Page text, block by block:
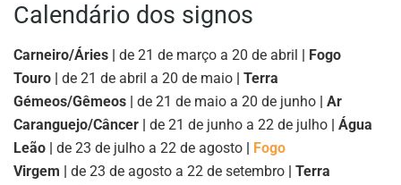
Calendário dos signos
Carneiro/Áries | de 21 de março a 20 de abril | Fogo
Touro | de 21 de abril a 20 de maio | Terra
Gémeos/Gêmeos | de 21 de maio a 20 de junho | Ar
Caranguejo/Câncer | de 21 de junho a 22 de julho | Água
Leão | de 23 de julho a 22 de agosto | Fogo
Virgem | de 23 de agosto a 22 de setembro | Terra